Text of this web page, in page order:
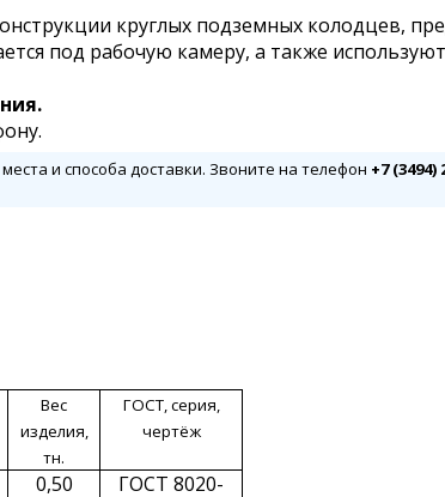
круглых подземных колодцев,
под рабочую камеру, а также
и способа доставки. Звоните на телефон +7 (3494)
Вес
изделия,
тн.
ГОСТ, серия,
чертёж
0,50 ГОСТ 8020-